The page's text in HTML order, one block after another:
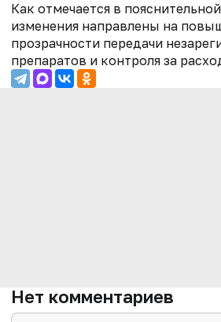
Как отмечается в
изменения направлены на
прозрачности передачи
препаратов и контроля за
Нет комментариев